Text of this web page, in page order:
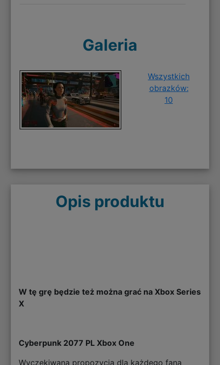
Galeria
Wszystkich
obrazków:
10
Opis produktu
W tę grę będzie też można grać na Xbox Series
X
Cyberpunk 2077 PL Xbox One
Wyczekiwana propozycja dla każdego fana